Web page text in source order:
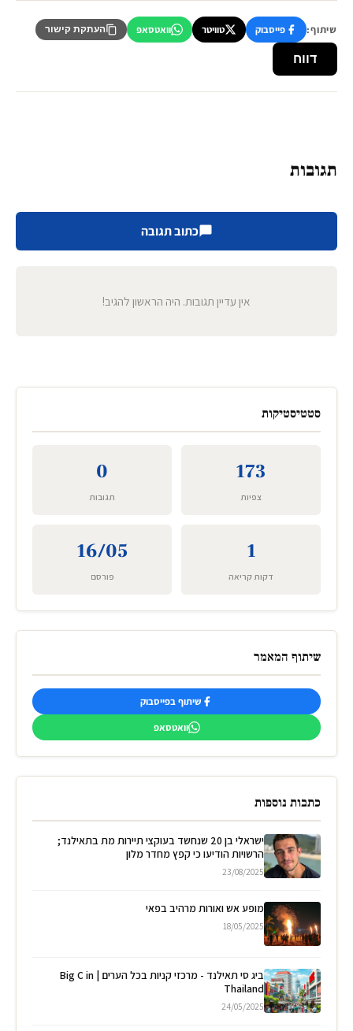
שיתוף: פייסבוק טוויטר וואטסאפ העתקת קישור
דווח
תגובות
כתוב תגובה
אין עדיין תגובות. היה הראשון להגיב!
סטטיסטיקות
173
צפיות
0
תגובות
1
דקות קריאה
16/05
פורסם
שיתוף המאמר
שיתוף בפייסבוק
וואטסאפ
כתבות נוספות
ישראלי בן 20 שנחשד בעוקצי תיירות מת בתאילנד;
הרשויות הודיעו כי קפץ מחדר מלון
23/08/2025
מופע אש ואורות מרהיב בפאי
18/05/2025
ביג סי תאילנד - מרכזי קניות בכל הערים | Big C in
Thailand
24/05/2025